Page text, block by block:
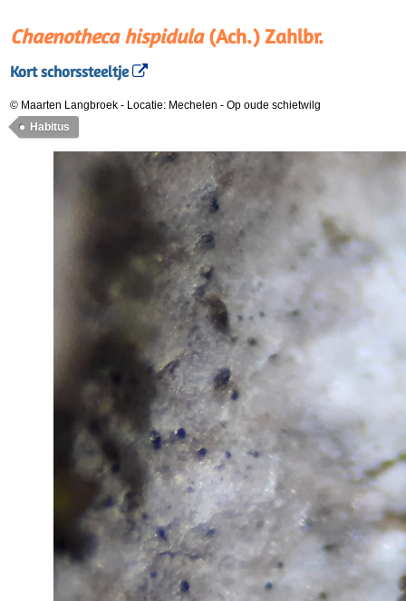
Chaenotheca hispidula(Ach.) Zahlbr.
Kort schorssteeltje
© Maarten Langbroek - Locatie: Mechelen - Op oude schietwilg
Habitus